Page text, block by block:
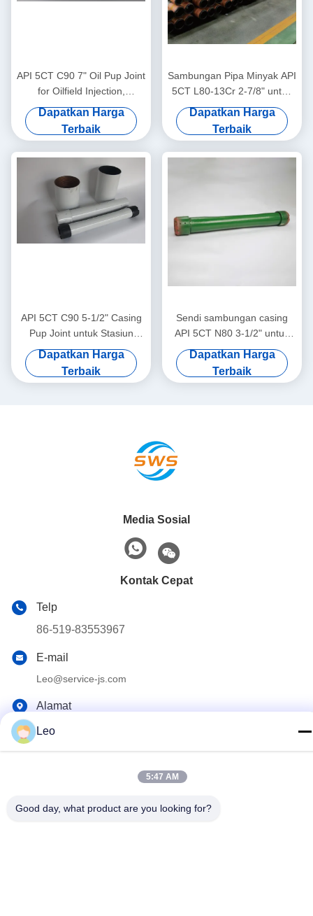
API 5CT C90 7" Oil Pup Joint
for Oilfield Injection,
dirancang untuk
menyamakan tabung sumur
injeksi air
Dapatkan Harga
Terbaik
Sambungan Pipa Minyak API
5CT L80-13Cr 2-7/8" untuk
Ladang Gas Asam,
diaplikasikan untuk
sambungan tubing tahan
korosi di sumur minyak dan
Dapatkan Harga
Terbaik
API 5CT C90 5-1/2" Casing
Pup Joint untuk Stasiun
Pengumpulan Gas, cocok
untuk sumur pengumpulan
gas alam bertekanan rendah
Dapatkan Harga
Terbaik
Sendi sambungan casing
API 5CT N80 3-1/2" untuk
Layanan Ladang Minyak
Global, banyak digunakan
dalam semua proyek
Dapatkan Harga
Terbaik
Media Sosial
Kontak Cepat
Telp
86-519-83553967
E-mail
Leo@service-js.com
Alamat
Taman Industri berteknologi tinggi zona Wujin, Changzhou,
Cina Kualitas Baik Peralatan Float Penyemenan Pemasok. Hak
Leo
5:47 AM
Good day, what product are you looking for?